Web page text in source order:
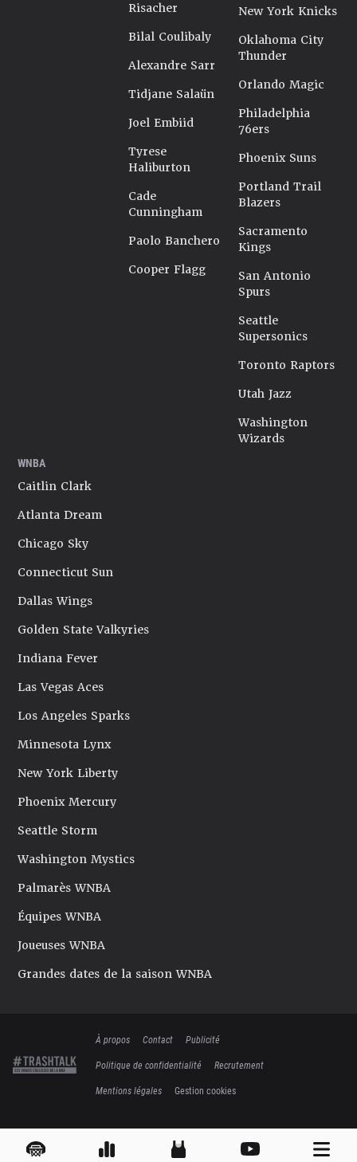
Risacher
Bilal Coulibaly
Alexandre Sarr
Tidjane Salaün
Joel Embiid
Tyrese
Haliburton
Cade
Cunningham
Paolo Banchero
Cooper Flagg
New York Knicks
Oklahoma City
Thunder
Orlando Magic
Philadelphia
76ers
Phoenix Suns
Portland Trail
Blazers
Sacramento
Kings
San Antonio
Spurs
Seattle
Supersonics
Toronto Raptors
Utah Jazz
Washington
Wizards
WNBA
Caitlin Clark
Atlanta Dream
Chicago Sky
Connecticut Sun
Dallas Wings
Golden State Valkyries
Indiana Fever
Las Vegas Aces
Los Angeles Sparks
Minnesota Lynx
New York Liberty
Phoenix Mercury
Seattle Storm
Washington Mystics
Palmarès WNBA
Équipes WNBA
Joueuses WNBA
Grandes dates de la saison WNBA
À propos Contact
Publicité
Politique de confidentialité
Recrutement
Mentions légales
Gestion cookies